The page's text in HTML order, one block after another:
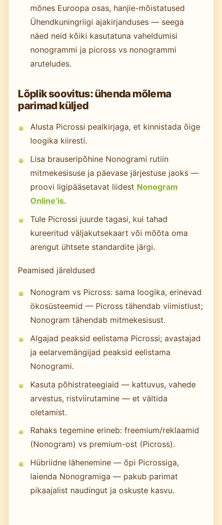
mõnes Euroopa osas, hanjie-mõistatused
Ühendkuningriigi ajakirjanduses — seega
näed neid kõiki kasutatuna vaheldumisi
nonogrammi ja picross vs nonogrammi
aruteludes.
Lõplik soovitus: ühenda mõlema
parimad küljed
Alusta Picrossi pealkirjaga, et kinnistada õige
loogika kiiresti.
Lisa brauseripõhine Nonogrami rutiin
mitmekesisuse ja päevase järjestuse jaoks —
proovi ligipääsetavat liidest Nonogram
Online’is.
Tule Picrossi juurde tagasi, kui tahad
kureeritud väljakutsekaart või mõõta oma
arengut ühtsete standardite järgi.
Peamised järeldused
Nonogram vs Picross: sama loogika, erinevad
ökosüsteemid — Picross tähendab viimistlust;
Nonogram tähendab mitmekesisust.
Algajad peaksid eelistama Picrossi; avastajad
ja eelarvemängijad peaksid eelistama
Nonogrami.
Kasuta põhistrateegiaid — kattuvus, vahede
arvestus, ristviirutamine — et vältida
oletamist.
Rahaks tegemine erineb: freemium/reklaamid
(Nonogram) vs premium-ost (Picross).
Hübriidne lähenemine — õpi Picrossiga,
laienda Nonogramiga — pakub parimat
pikaajalist naudingut ja oskuste kasvu.